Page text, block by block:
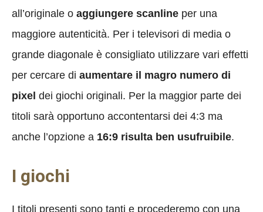
all’originale o aggiungere scanline per una
maggiore autenticità. Per i televisori di media o
grande diagonale è consigliato utilizzare vari effetti
per cercare di aumentare il magro numero di
pixel dei giochi originali. Per la maggior parte dei
titoli sarà opportuno accontentarsi dei 4:3 ma
anche l’opzione a 16:9 risulta ben usufruibile.
I giochi
I titoli presenti sono tanti e procederemo con una